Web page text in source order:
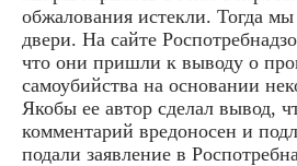
обжалования истекли. Тогда
двери. На сайте
что они пришли к выводу о
самоубийства на основании
Якобы ее автор сделал вывод,
комментарий вредоносен и
подали заявление в